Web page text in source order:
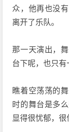
众，他再也没
离开了乐队。
那一天演出，
台下呢，也只
瞧着空荡荡的
时的舞台是多
显得很忧郁，